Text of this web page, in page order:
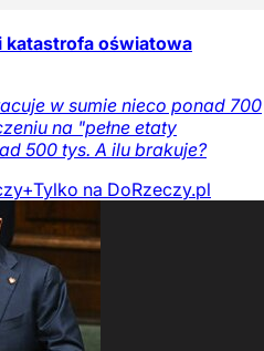
katastrofa oświatowa
w sumie nieco ponad 700
na "pełne etaty
500 tys. A ilu brakuje?
Tylko na DoRzeczy.pl